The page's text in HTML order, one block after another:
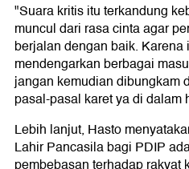
"Suara kritis itu terkandung
muncul dari rasa cinta agar
berjalan dengan baik.
mendengarkan berbagai
jangan kemudian dibungkam
pasal-pasal karet ya di dalam
Lebih lanjut, Hasto
Lahir Pancasila bagi PDIP